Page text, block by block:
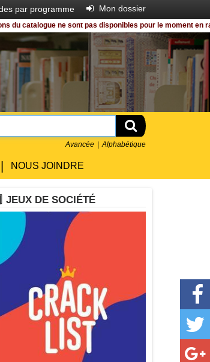
par programme Entrer
Mon dossier
ne sont pas disponibles pour le moment en raison
Rechercher
Alphabétique
Avancée
NOUS JOINDRE
LIVRE
JEUX DE SOCIÉTÉ